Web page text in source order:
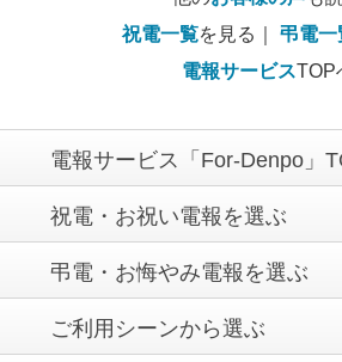
祝電一覧を見る｜ 弔電一
電報サービスTOP
電報サービス「For-Denpo」
祝電・お祝い電報を選ぶ
弔電・お悔やみ電報を選ぶ
ご利用シーンから選ぶ